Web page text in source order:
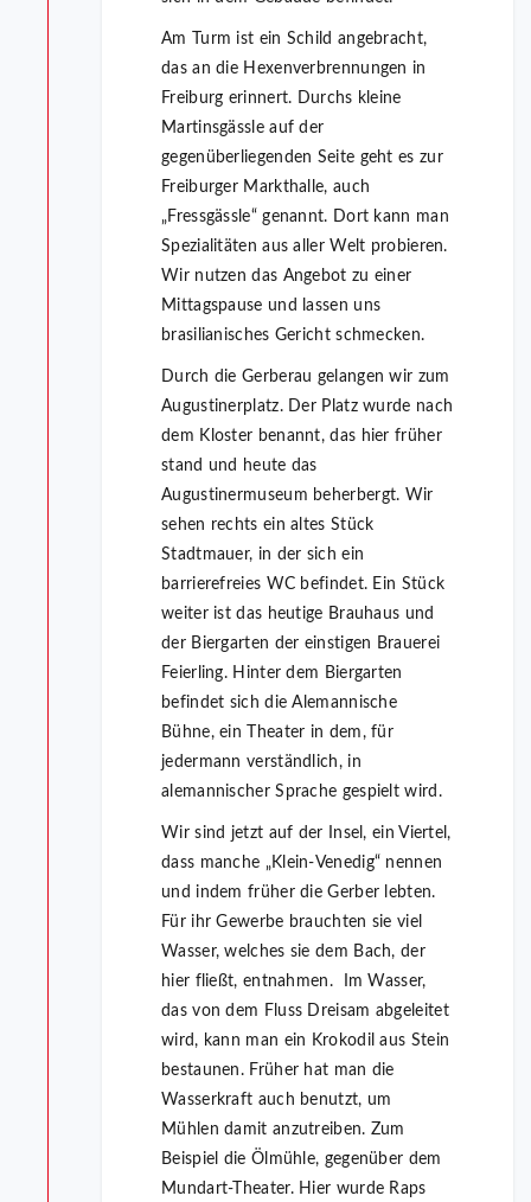
Am Turm ist ein Schild angebracht,
das an die Hexenverbrennungen in
Freiburg erinnert. Durchs kleine
Martinsgässle auf der
gegenüberliegenden Seite geht es zur
Freiburger Markthalle, auch
„Fressgässle“ genannt. Dort kann man
Spezialitäten aus aller Welt probieren.
Wir nutzen das Angebot zu einer
Mittagspause und lassen uns
brasilianisches Gericht schmecken.
Durch die Gerberau gelangen wir zum
Augustinerplatz. Der Platz wurde nach
dem Kloster benannt, das hier früher
stand und heute das
Augustinermuseum beherbergt. Wir
sehen rechts ein altes Stück
Stadtmauer, in der sich ein
barrierefreies WC befindet. Ein Stück
weiter ist das heutige Brauhaus und
der Biergarten der einstigen Brauerei
Feierling. Hinter dem Biergarten
befindet sich die Alemannische
Bühne, ein Theater in dem, für
jedermann verständlich, in
alemannischer Sprache gespielt wird.
Wir sind jetzt auf der Insel, ein Viertel,
dass manche „Klein-Venedig“ nennen
und indem früher die Gerber lebten.
Für ihr Gewerbe brauchten sie viel
Wasser, welches sie dem Bach, der
hier fließt, entnahmen. Im Wasser,
das von dem Fluss Dreisam abgeleitet
wird, kann man ein Krokodil aus Stein
bestaunen. Früher hat man die
Wasserkraft auch benutzt, um
Mühlen damit anzutreiben. Zum
Beispiel die Ölmühle, gegenüber dem
Mundart-Theater. Hier wurde Raps